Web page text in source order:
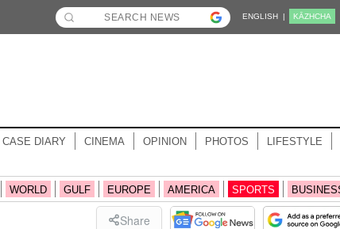
ENGLISH | KĀZHCHA
CASE DIARY CINEMA OPINION PHOTOS LIFESTYLE
WORLD GULF EUROPE AMERICA SPORTS
Share